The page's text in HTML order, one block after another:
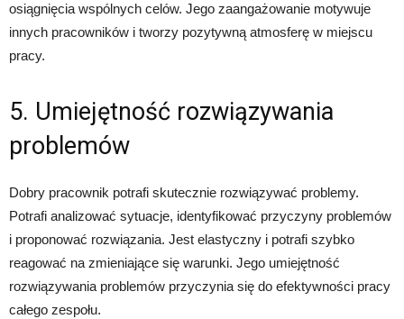
osiągnięcia wspólnych celów. Jego zaangażowanie motywuje
innych pracowników i tworzy pozytywną atmosferę w miejscu
pracy.
5. Umiejętność rozwiązywania
problemów
Dobry pracownik potrafi skutecznie rozwiązywać problemy.
Potrafi analizować sytuacje, identyfikować przyczyny problemów
i proponować rozwiązania. Jest elastyczny i potrafi szybko
reagować na zmieniające się warunki. Jego umiejętność
rozwiązywania problemów przyczynia się do efektywności pracy
całego zespołu.